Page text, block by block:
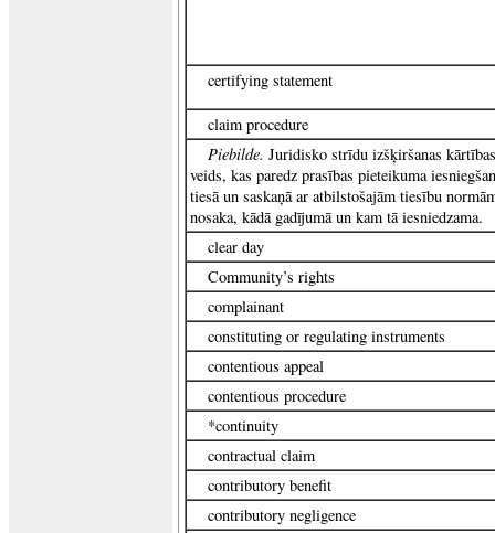
certifying statement
claim procedure
Piebilde. Juridisko strīdu izšķiršanas kārtības
veids, kas paredz prasības pieteikuma
tiesā un saskaņā ar atbilstošajām tiesību
nosaka, kādā gadījumā un kam tā iesniedzama.
clear day
Community’s rights
complainant
constituting or regulating instruments
contentious appeal
contentious procedure
*continuity
contractual claim
contributory benefit
contributory negligence